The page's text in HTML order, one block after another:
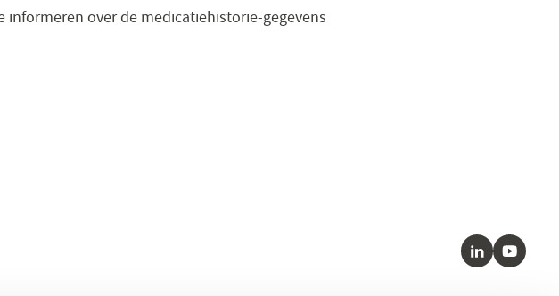
over de medicatiehistorie-gegevens
LinkedInYoutube